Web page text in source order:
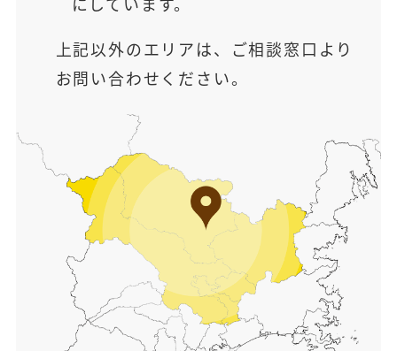
上記以外のエリアは、ご相談窓口より
お問い合わせください。